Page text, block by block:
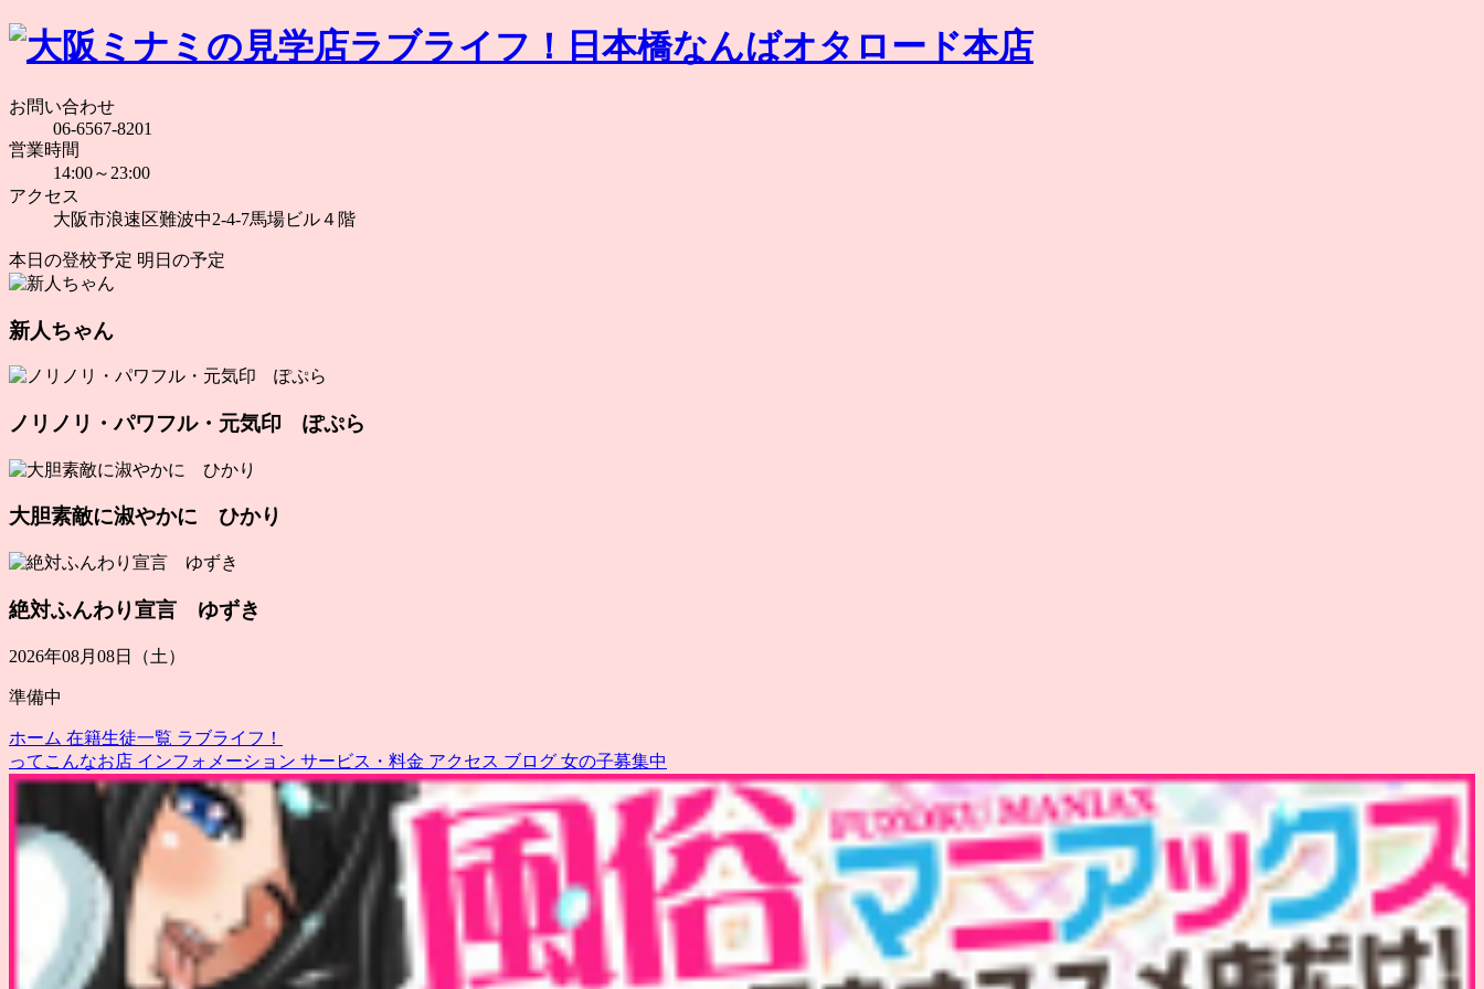
お問い合わせ
06-6567-8201
営業時間
14:00～23:00
アクセス
大阪市浪速区難波中2-4-7馬場ビル４階
本日の登校予定 明日の予定
新人ちゃん
ノリノリ・パワフル・元気印 ぽぷら
大胆素敵に淑やかに ひかり
絶対ふんわり宣言 ゆずき
2026年08月08日（土）
準備中
ホーム 在籍生徒一覧 ラブライフ！
ってこんなお店 インフォメーション サービス・料金 アクセス ブログ 女の子募集中